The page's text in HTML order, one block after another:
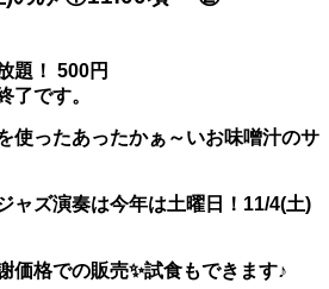
題！ 500円
了です。
使ったあったかぁ～いお味噌汁のサ
ャズ演奏は今年は土曜日！11/4(土)
価格での販売✨試食もできます♪